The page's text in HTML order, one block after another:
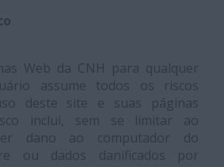
Web da CNH para qualquer
assume todos os riscos
deste site e suas páginas
inclui, sem se limitar ao
dano ao computador do
ou dados danificados por